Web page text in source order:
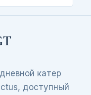
катер
доступный